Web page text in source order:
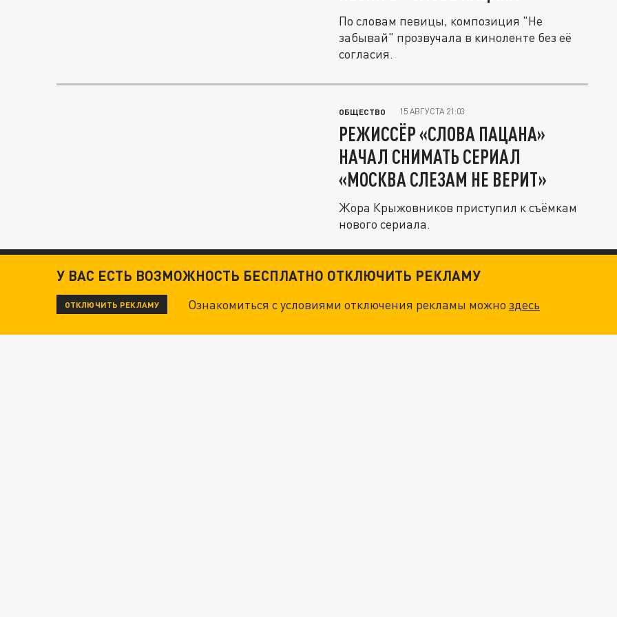
По словам певицы, композиция "Не
забывай" прозвучала в киноленте без её
согласия.
ОБЩЕСТВО 15 АВГУСТА 21:03
РЕЖИССЁР «СЛОВА ПАЦАНА»
НАЧАЛ СНИМАТЬ СЕРИАЛ
«МОСКВА СЛЕЗАМ НЕ ВЕРИТ»
Жора Крыжовников приступил к съёмкам
нового сериала.
У ВАС ЕСТЬ ВОЗМОЖНОСТЬ БЕСПЛАТНО ОТКЛЮЧИТЬ РЕКЛАМУ
ОТКЛЮЧИТЬ РЕКЛАМУ Ознакомиться с условиями отключения рекламы можноздесь